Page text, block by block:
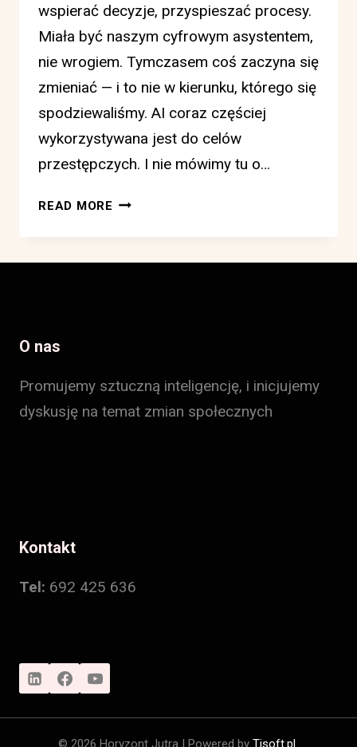
wspierać decyzje, przyspieszać procesy.
Miała być naszym cyfrowym asystentem,
nie wrogiem. Tymczasem coś zaczyna się
zmieniać — i to nie w kierunku, którego się
spodziewaliśmy. AI coraz częściej
wykorzystywana jest do celów
przestępczych. I nie mówimy tu o…
READ MORE PRZESTĘPCZOŚĆ
JAK
SZTUCZNA
O nas
Promujemy sztuczną inteligencję, i inicjujemy
dyskusję na temat zmian społecznych
Kontakt
Tel: 692 425 636
© 2026 Horyzont Jutra | Powered by Tjsoft.pl